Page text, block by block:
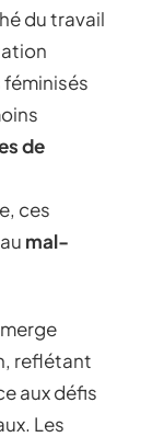
du travail
de
ces
mal-
reflétant
aux défis
Les